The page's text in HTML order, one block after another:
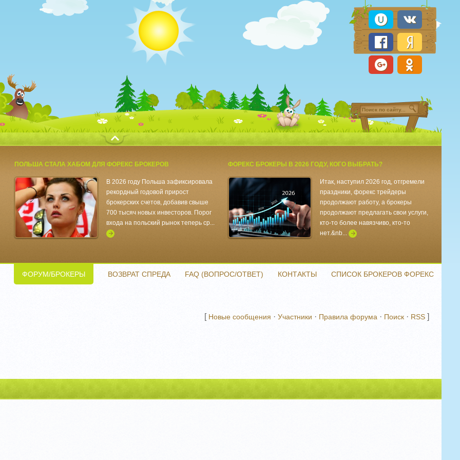
ПОЛЬША СТАЛА ХАБОМ ДЛЯ ФОРЕКС БРОКЕРОВ
В 2026 году Польша зафиксировала
рекордный годовой прирост
брокерских счетов, добавив свыше
700 тысяч новых инвесторов. Порог
входа на польский рынок теперь ср...
ФОРЕКС БРОКЕРЫ В 2026 ГОДУ, КОГО ВЫБРАТЬ?
Итак, наступил 2026 год, отгремели
праздники, форекс трейдеры
продолжают работу, а брокеры
продолжают предлагать свои услуги,
кто-то более навязчиво, кто-то
нет.&nb...
ФОРУМ/БРОКЕРЫ ВОЗВРАТ СПРЕДА FAQ (ВОПРОС/ОТВЕТ) КОНТАКТЫ СПИСОК БРОКЕРОВ ФОРЕКС
[ Новые сообщения · Участники · Правила форума · Поиск · RSS ]